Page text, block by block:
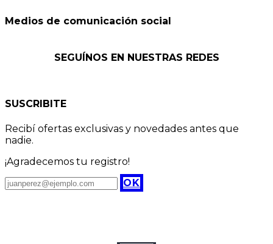
Medios de comunicación social
SEGUÍNOS EN NUESTRAS REDES
SUSCRIBITE
Recibí ofertas exclusivas y novedades antes que
nadie.
¡Agradecemos tu registro!
OK